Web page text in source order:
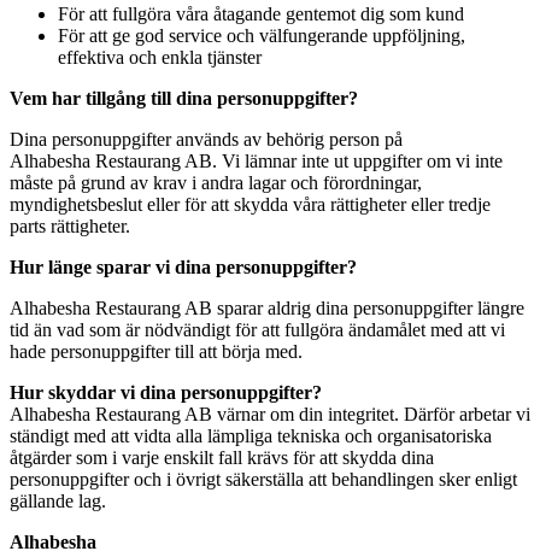
För att fullgöra våra åtagande gentemot dig som kund
För att ge god service och välfungerande uppföljning,
effektiva och enkla tjänster
Vem har tillgång till dina personuppgifter?
Dina personuppgifter används av behörig person på
Alhabesha Restaurang AB. Vi lämnar inte ut uppgifter om vi inte
måste på grund av krav i andra lagar och förordningar,
myndighetsbeslut eller för att skydda våra rättigheter eller tredje
parts rättigheter.
Hur länge sparar vi dina personuppgifter?
Alhabesha Restaurang AB sparar aldrig dina personuppgifter längre
tid än vad som är nödvändigt för att fullgöra ändamålet med att vi
hade personuppgifter till att börja med.
Hur skyddar vi dina personuppgifter?
Alhabesha Restaurang AB värnar om din integritet. Därför arbetar vi
ständigt med att vidta alla lämpliga tekniska och organisatoriska
åtgärder som i varje enskilt fall krävs för att skydda dina
personuppgifter och i övrigt säkerställa att behandlingen sker enligt
gällande lag.
Alhabesha